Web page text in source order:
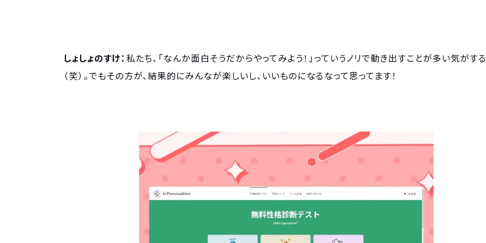
しょしょのすけ：私たち、「なんか面白そうだからやってみよう！」っていうノリで動き出すことが多い気がする
（笑）。でもその方が、結果的にみんなが楽しいし、いいものになるなって思ってます！